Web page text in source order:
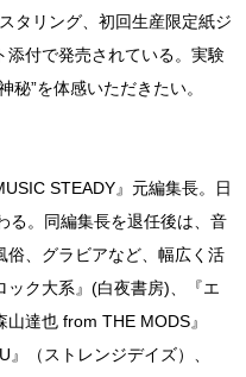
タリング、初回生産限定紙ジ
添付で発売されている。実験
秘”を体感いただきたい。
STEADY』元編集長。日
る。同編集長を退任後は、音
俗、グラビアなど、幅広く活
ック大系』(白夜書房)、『エ
達也 from THE MODS』
（ストレンジデイズ）、